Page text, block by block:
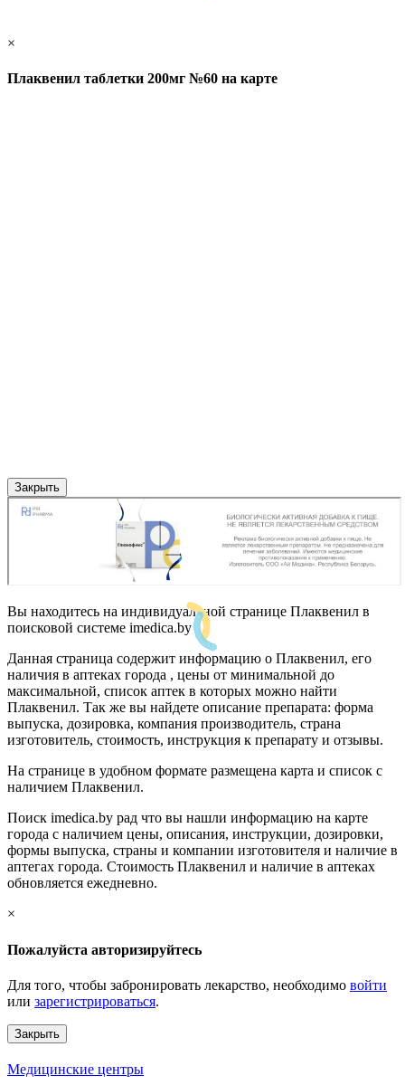
×
Плаквенил таблетки 200мг №60 на карте
Закрыть
Вы находитесь на индивидуальной странице Плаквенил в
поисковой системе imedica.by
Данная страница содержит информацию о Плаквенил, его
наличия в аптеках города , цены от минимальной до
максимальной, список аптек в которых можно найти
Плаквенил. Так же вы найдете описание препарата: форма
выпуска, дозировка, компания производитель, страна
изготовитель, стоимость, инструкция к препарату и отзывы.
На странице в удобном формате размещена карта и список с
наличием Плаквенил.
Поиск imedica.by рад что вы нашли информацию на карте
города с наличием цены, описания, инструкции, дозировки,
формы выпуска, страны и компании изготовителя и наличие в
аптегах города. Стоимость Плаквенил и наличие в аптеках
обновляется ежедневно.
×
Пожалуйста авторизируйтесь
Для того, чтобы забронировать лекарство, необходимо войти
или зарегистрироваться.
Закрыть
Медицинские центры